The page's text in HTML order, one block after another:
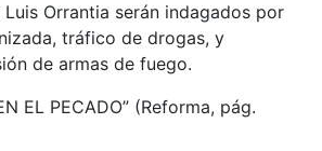
Orrantia serán indagados por
tráfico de drogas, y
de armas de fuego.
EL PECADO” (Reforma, pág.